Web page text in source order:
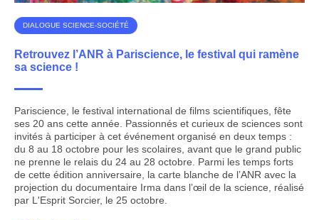
DIALOGUE SCIENCE-SOCIÉTÉ
Retrouvez l’ANR à Pariscience, le festival qui ramène
sa science !
Pariscience, le festival international de films scientifiques, fête
ses 20 ans cette année. Passionnés et curieux de sciences sont
invités à participer à cet événement organisé en deux temps :
du 8 au 18 octobre pour les scolaires, avant que le grand public
ne prenne le relais du 24 au 28 octobre. Parmi les temps forts
de cette édition anniversaire, la carte blanche de l’ANR avec la
projection du documentaire Irma dans l’œil de la science, réalisé
par L'Esprit Sorcier, le 25 octobre.